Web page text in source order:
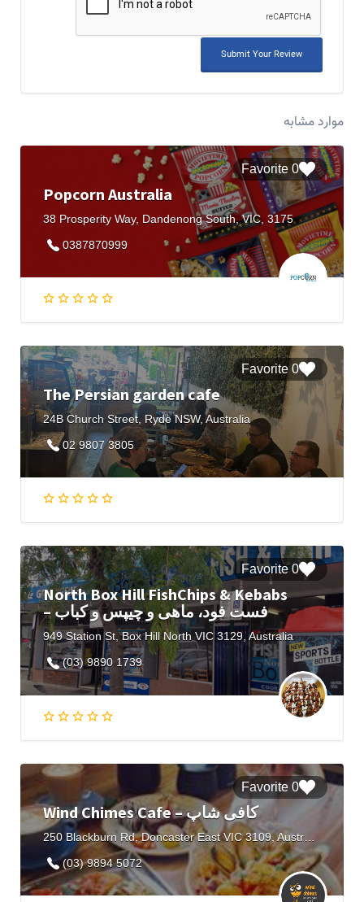
موارد مشابه
0 Favorite
Popcorn Australia
38 Prosperity Way, Dandenong South, VIC, 3175
0387870999
0 Favorite
The Persian garden cafe
24B Church Street, Ryde NSW, Australia
02 9807 3805
0 Favorite
North Box Hill FishChips & Kebabs
– فست فود، ماهی و چیپس و کباب
949 Station St, Box Hill North VIC 3129, Australia
(03) 9890 1739
0 Favorite
Wind Chimes Cafe – کافی شاپ
(03) 9894 5072